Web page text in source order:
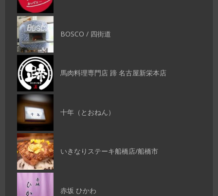
BOSCO / 四街道
馬肉料理専門店 蹄 名古屋新栄本店
十年（とおねん）
いきなりステーキ船橋店/船橋市
赤坂 ひかわ